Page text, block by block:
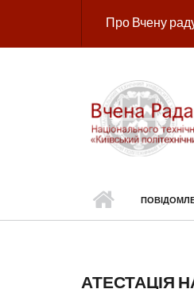
Про Вчену
АТЕСТАЦІЯ